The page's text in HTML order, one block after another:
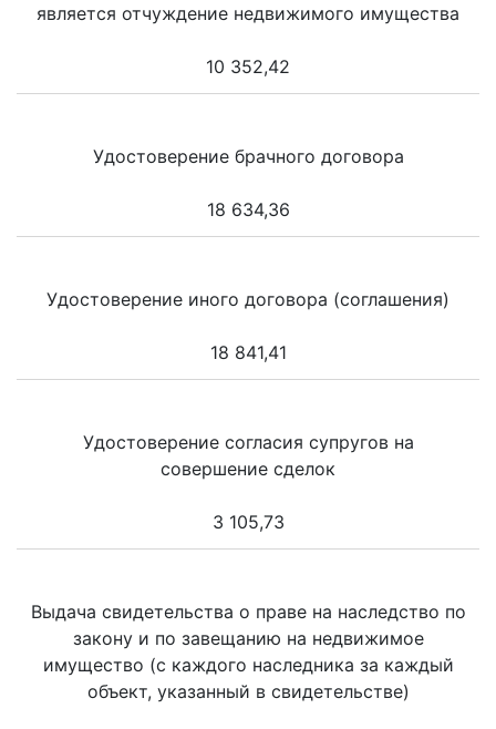
является отчуждение недвижимого имущества
10 352,42
Удостоверение брачного договора
18 634,36
Удостоверение иного договора (соглашения)
18 841,41
Удостоверение согласия супругов на
совершение сделок
3 105,73
Выдача свидетельства о праве на наследство по
закону и по завещанию на недвижимое
имущество (с каждого наследника за каждый
объект, указанный в свидетельстве)